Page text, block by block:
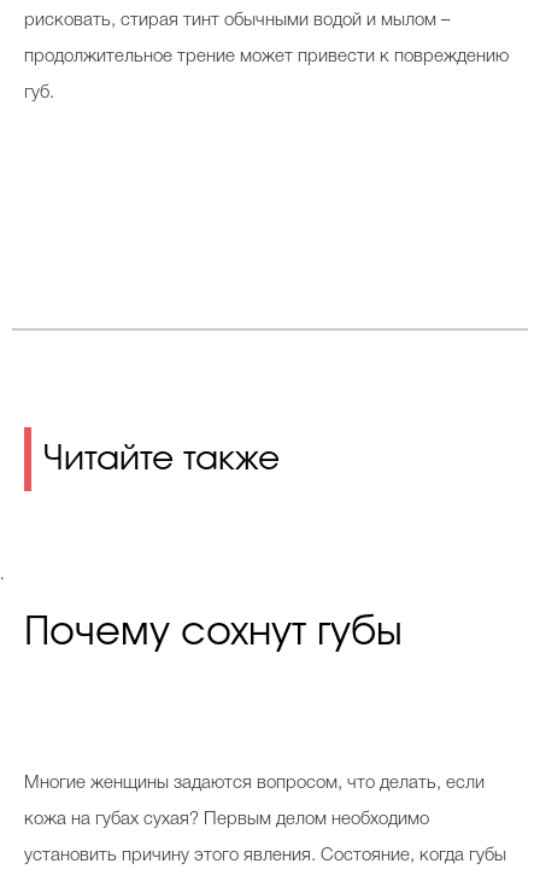
рисковать, стирая тинт обычными водой и мылом –
продолжительное трение может привести к повреждению
губ.
Читайте также
.
Почему сохнут губы
Многие женщины задаются вопросом, что делать, если
кожа на губах сухая? Первым делом необходимо
установить причину этого явления. Состояние, когда губы